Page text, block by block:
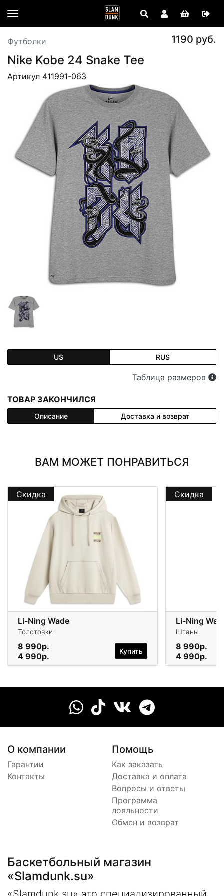
Футболки 1190 руб.
Nike Kobe 24 Snake Tee
Артикул 411991-063
US RUS
Таблица размеров
ТОВАР ЗАКОНЧИЛСЯ
Описание Доставка и возврат
ВАМ МОЖЕТ ПОНРАВИТЬСЯ
Скидка
Li-Ning Wade
Толстовки
8 990р.
4 990р.
Купить
Скидка
Li-Ning
Штаны
8 990р.
4 990р.
О компании
Гарантии
Контакты
Помощь
Как заказать
Доставка и оплата
Вопросы и ответы
Программа
лояльности
Обмен и возврат
Баскетбольный магазин
«Slamdunk.su»